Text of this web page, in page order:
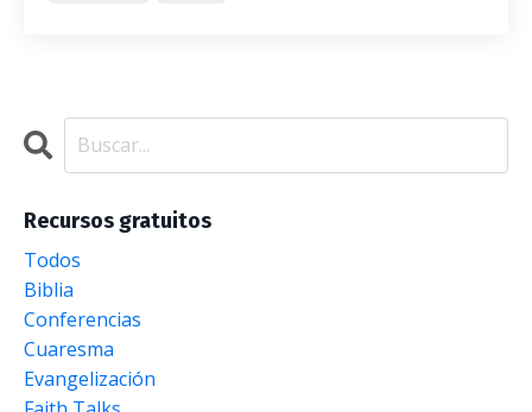
Recursos gratuitos
Todos
Biblia
Conferencias
Cuaresma
Evangelización